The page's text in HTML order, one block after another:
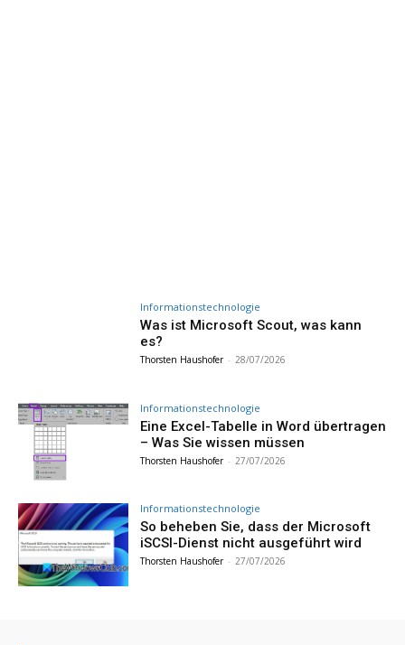
Informationstechnologie
Was ist Microsoft Scout, was kann
es?
Thorsten Haushofer - 28/07/2026
Informationstechnologie
Eine Excel-Tabelle in Word übertragen
– Was Sie wissen müssen
Thorsten Haushofer - 27/07/2026
Informationstechnologie
So beheben Sie, dass der Microsoft
iSCSI-Dienst nicht ausgeführt wird
Thorsten Haushofer - 27/07/2026